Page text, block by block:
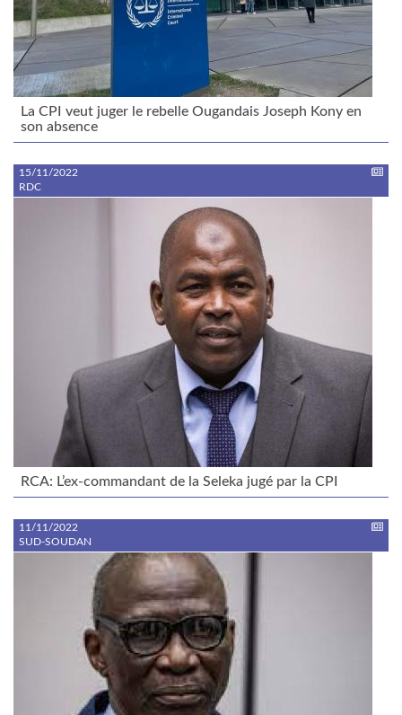
La CPI veut juger le rebelle Ougandais Joseph Kony en
son absence
15/11/2022
RDC
RCA: L’ex-commandant de la Seleka jugé par la CPI
11/11/2022
SUD-SOUDAN